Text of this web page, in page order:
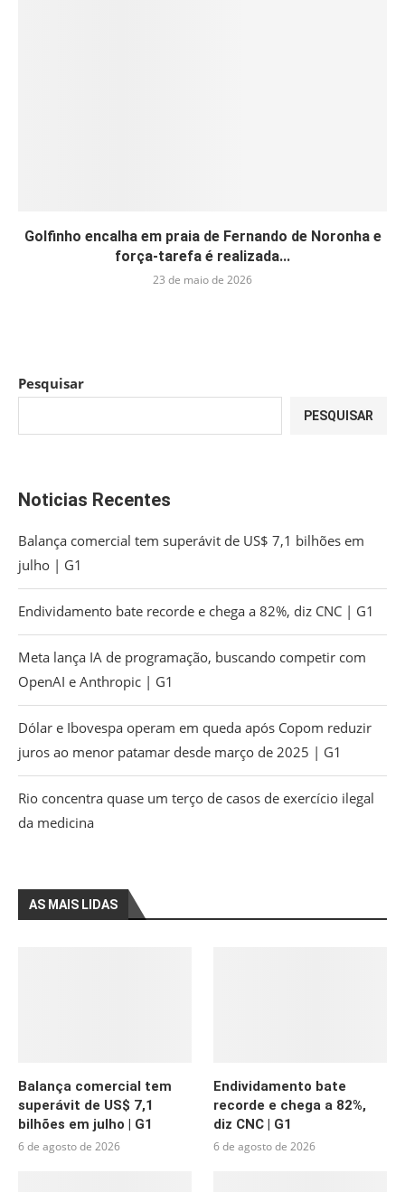
Golfinho encalha em praia de Fernando de Noronha e
força-tarefa é realizada...
23 de maio de 2026
Pesquisar
PESQUISAR
Noticias Recentes
Balança comercial tem superávit de US$ 7,1 bilhões em
julho | G1
Endividamento bate recorde e chega a 82%, diz CNC | G1
Meta lança IA de programação, buscando competir com
OpenAI e Anthropic | G1
Dólar e Ibovespa operam em queda após Copom reduzir
juros ao menor patamar desde março de 2025 | G1
Rio concentra quase um terço de casos de exercício ilegal
da medicina
AS MAIS LIDAS
Balança comercial tem
superávit de US$ 7,1
bilhões em julho | G1
6 de agosto de 2026
Endividamento bate
recorde e chega a 82%,
diz CNC | G1
6 de agosto de 2026